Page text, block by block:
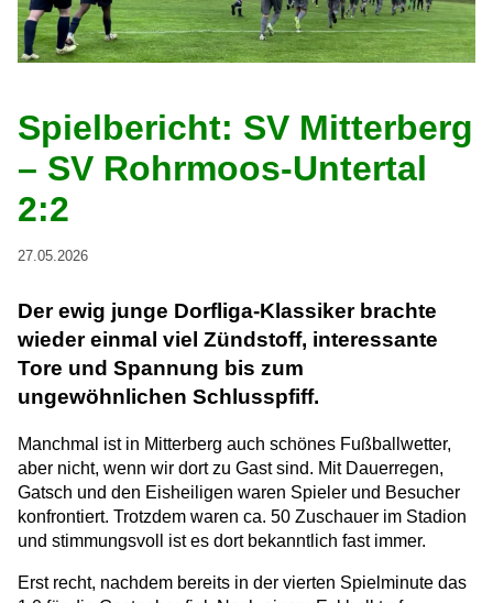
Spielbericht: SV Mitterberg
– SV Rohrmoos-Untertal
2:2
27.05.2026
Der ewig junge Dorfliga-Klassiker brachte
wieder einmal viel Zündstoff, interessante
Tore und Spannung bis zum
ungewöhnlichen Schlusspfiff.
Manchmal ist in Mitterberg auch schönes Fußballwetter,
aber nicht, wenn wir dort zu Gast sind. Mit Dauerregen,
Gatsch und den Eisheiligen waren Spieler und Besucher
konfrontiert. Trotzdem waren ca. 50 Zuschauer im Stadion
und stimmungsvoll ist es dort bekanntlich fast immer.
Erst recht, nachdem bereits in der vierten Spielminute das